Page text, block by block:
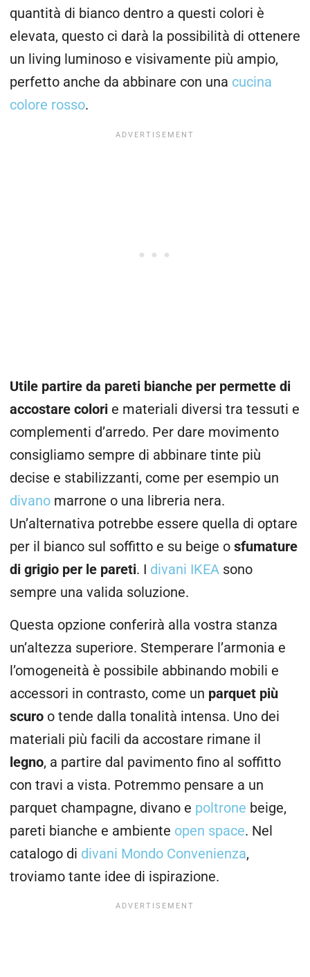
quantità di bianco dentro a questi colori è
elevata, questo ci darà la possibilità di ottenere
un living luminoso e visivamente più ampio,
perfetto anche da abbinare con una cucina
colore rosso.
Utile partire da pareti bianche per permette di
accostare colori e materiali diversi tra tessuti e
complementi d’arredo. Per dare movimento
consigliamo sempre di abbinare tinte più
decise e stabilizzanti, come per esempio un
divano marrone o una libreria nera.
Un’alternativa potrebbe essere quella di optare
per il bianco sul soffitto e su beige o sfumature
di grigio per le pareti. I divani IKEA sono
sempre una valida soluzione.
Questa opzione conferirà alla vostra stanza
un’altezza superiore. Stemperare l’armonia e
l’omogeneità è possibile abbinando mobili e
accessori in contrasto, come un parquet più
scuro o tende dalla tonalità intensa. Uno dei
materiali più facili da accostare rimane il
legno, a partire dal pavimento fino al soffitto
con travi a vista. Potremmo pensare a un
parquet champagne, divano e poltrone beige,
pareti bianche e ambiente open space. Nel
catalogo di divani Mondo Convenienza,
troviamo tante idee di ispirazione.